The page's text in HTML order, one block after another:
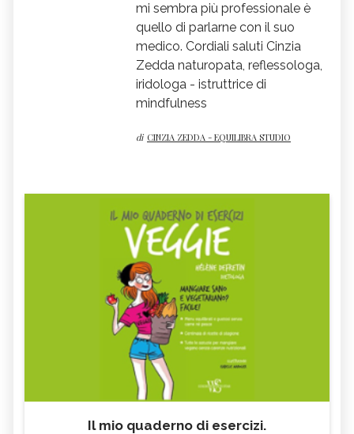
mi sembra più professionale è
quello di parlarne con il suo
medico. Cordiali saluti Cinzia
Zedda naturopata, reflessologa,
iridologa - istruttrice di
mindfulness
di CINZIA ZEDDA - EQUILIBRA STUDIO
Il mio quaderno di esercizi.